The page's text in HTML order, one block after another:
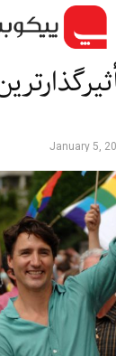
January 5,